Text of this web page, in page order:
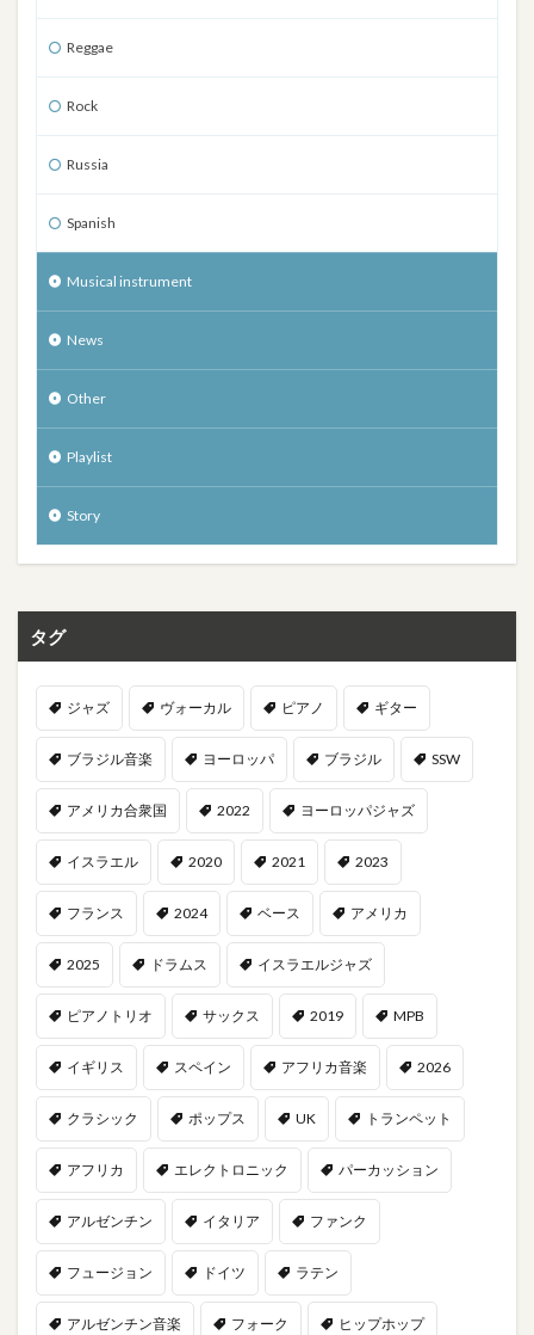
Reggae
Rock
Russia
Spanish
Musical instrument
News
Other
Playlist
Story
タグ
ジャズ ヴォーカル ピアノ ギター
ブラジル音楽 ヨーロッパ ブラジル SSW
アメリカ合衆国 2022 ヨーロッパジャズ
イスラエル 2020 2021 2023
フランス 2024 ベース アメリカ
2025 ドラムス イスラエルジャズ
ピアノトリオ サックス 2019 MPB
イギリス スペイン アフリカ音楽 2026
クラシック ポップス UK トランペット
アフリカ エレクトロニック パーカッション
アルゼンチン イタリア ファンク
フュージョン ドイツ ラテン
アルゼンチン音楽 フォーク ヒップホップ